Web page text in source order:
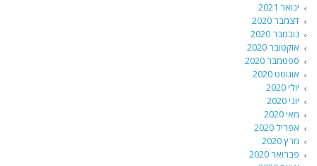
ינואר 2021
דצמבר 2020
נובמבר 2020
אוקטובר 2020
ספטמבר 2020
אוגוסט 2020
יולי 2020
יוני 2020
מאי 2020
אפריל 2020
מרץ 2020
פברואר 2020